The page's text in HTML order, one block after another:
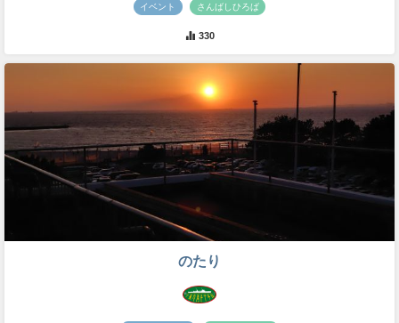
イベント さんばしひろば
330
のたり